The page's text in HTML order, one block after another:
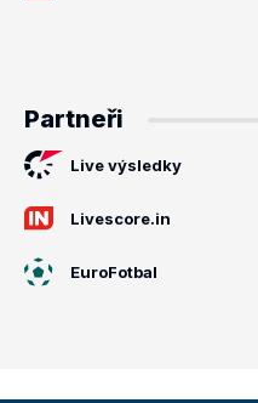
Partneři
Live výsledky
Livescore.in
EuroFotbal